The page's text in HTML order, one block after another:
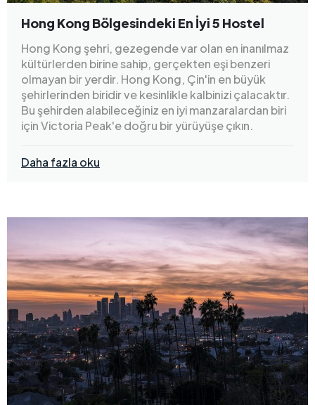
Hong Kong Bölgesindeki En İyi 5 Hostel
Hong Kong şehri, gezegende var olan en inanılmaz
kültürlerden birine sahip, gerçekten eşi benzeri
olmayan bir yerdir. Hong Kong, Çin'in en büyük
şehirlerinden biridir ve kesinlikle kalbinizi çalacaktır.
Bu şehirden alabileceğiniz en iyi manzaralardan biri
için Victoria Peak'e doğru bir yürüyüşe çıkın.
Daha fazla oku